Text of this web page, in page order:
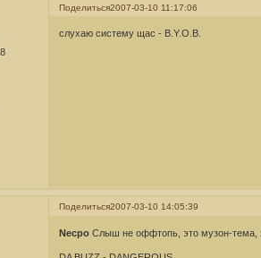
Поделиться2007-03-10 11:17:06
слухаю систему щас - B.Y.O.B.
Поделиться2007-03-10 14:05:39
Necpo Слыш не оффтопь, это музон-тема,